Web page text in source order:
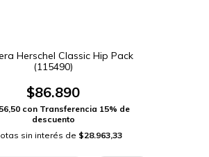
Herschel Classic Hip Pack
(115490)
$86.890
con Transferencia 15% de
descuento
sin interés de $28.963,33